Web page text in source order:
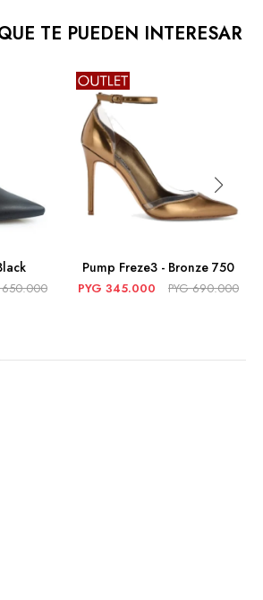
TE PUEDEN INTERESAR
650.000
Pump Freze3 - Bronze 750
PYG 345.000 PYG 690.000